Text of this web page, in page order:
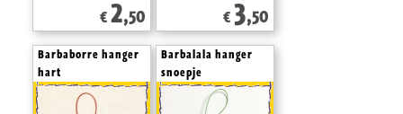
€ 2,50 € 3,50
Barbaborre hanger
hart
Barbalala hanger
snoepje